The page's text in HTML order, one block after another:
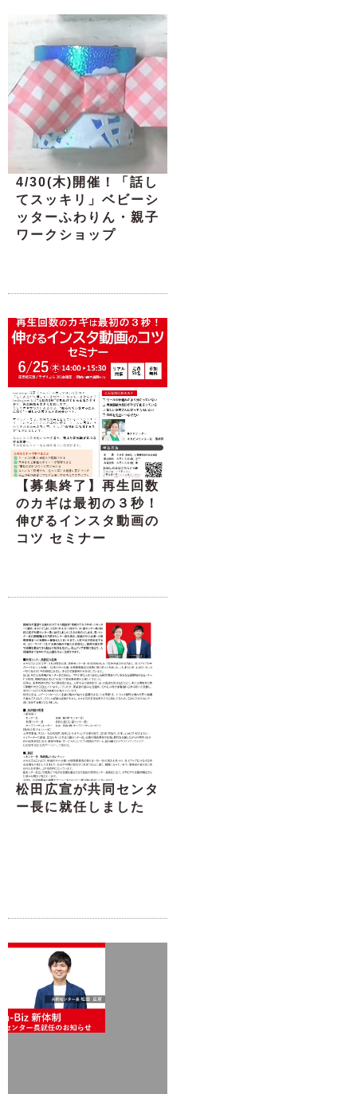
4/30(木)開催！「話し
てスッキリ」ベビーシ
ッターふわりん・親子
ワークショップ
【募集終了】再生回数
のカギは最初の３秒！
伸びるインスタ動画の
コツ セミナー
松田広宣が共同センタ
ー長に就任しました